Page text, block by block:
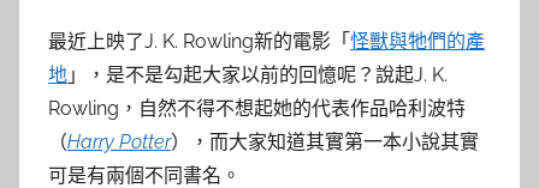
館
參
考
最近上映了J. K. Rowling新的電影「怪獸與牠們的產
地 」，是不是勾起大家以前的回憶呢？說起J. K.
Rowling，自然不得不想起她的代表作品哈利波特
（Harry Potter），而大家知道其實第一本小說其實
可是有兩個不同書名。